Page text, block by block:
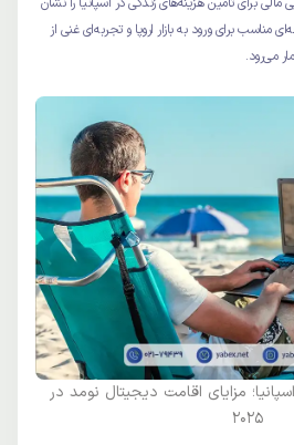
مناسب برای ورود به بازار اروپا و تجربه‌ای غنی از
می‌رود.
مزایای اقامت دیجیتال نومد در
2025